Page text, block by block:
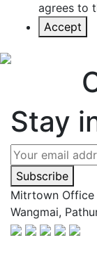
agrees to
Accept
Stay
Subscribe
Mitrtown Office
Wangmai,